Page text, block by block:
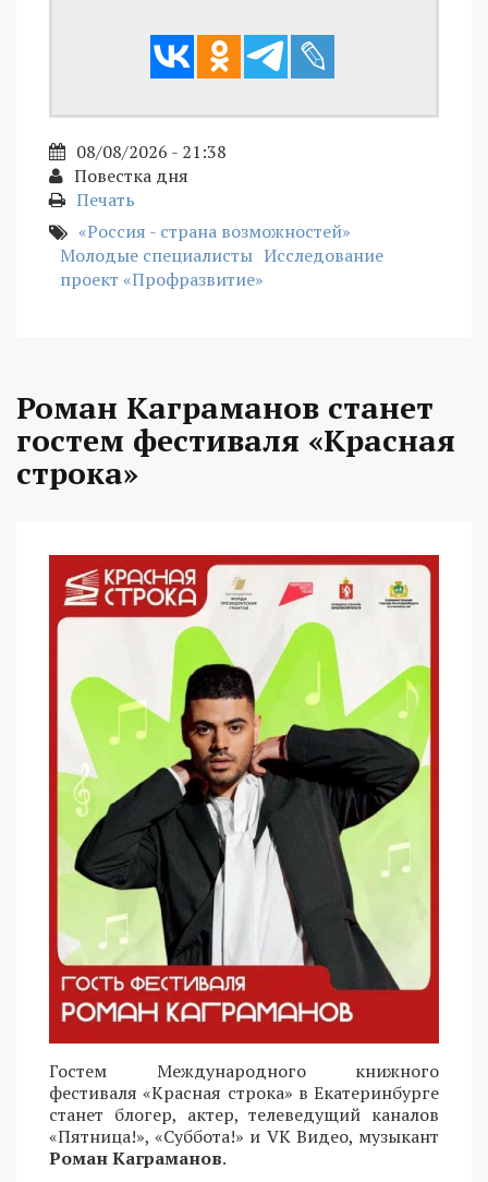
08/08/2026 - 21:38
Повестка дня
Печать
«Россия - страна возможностей»
Молодые специалисты Исследование
проект «Профразвитие»
Роман Каграманов станет
гостем фестиваля «Красная
строка»
Гостем Международного книжного
фестиваля «Красная строка» в Екатеринбурге
станет блогер, актер, телеведущий каналов
«Пятница!», «Суббота!» и VK Видео, музыкант
Роман Каграманов.